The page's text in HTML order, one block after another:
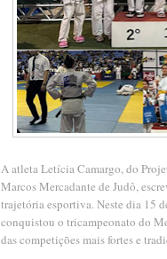
A atleta Letícia Camargo, do
Marcos Mercadante de Judô,
trajetória esportiva. Neste dia 15
conquistou o tricampeonato do
das competições mais fortes e